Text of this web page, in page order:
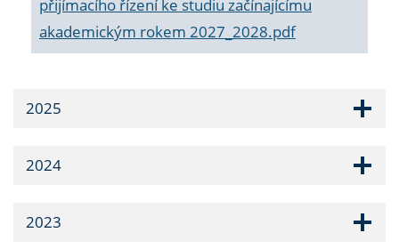
přijímacího řízení ke studiu začínajícímu
akademickým rokem 2027_2028.pdf
2025
2024
2023